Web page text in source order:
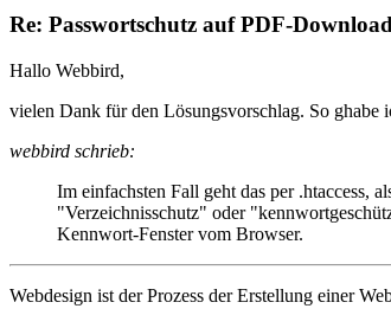
Re: Passwortschutz auf PDF-Download
Hallo Webbird,
vielen Dank für den Lösungsvorschlag. So ghabe
webbird schrieb:
Im einfachsten Fall geht das per .htaccess,
"Verzeichnisschutz" oder
Kennwort-Fenster vom Browser.
Webdesign ist der Prozess der Erstellung einer